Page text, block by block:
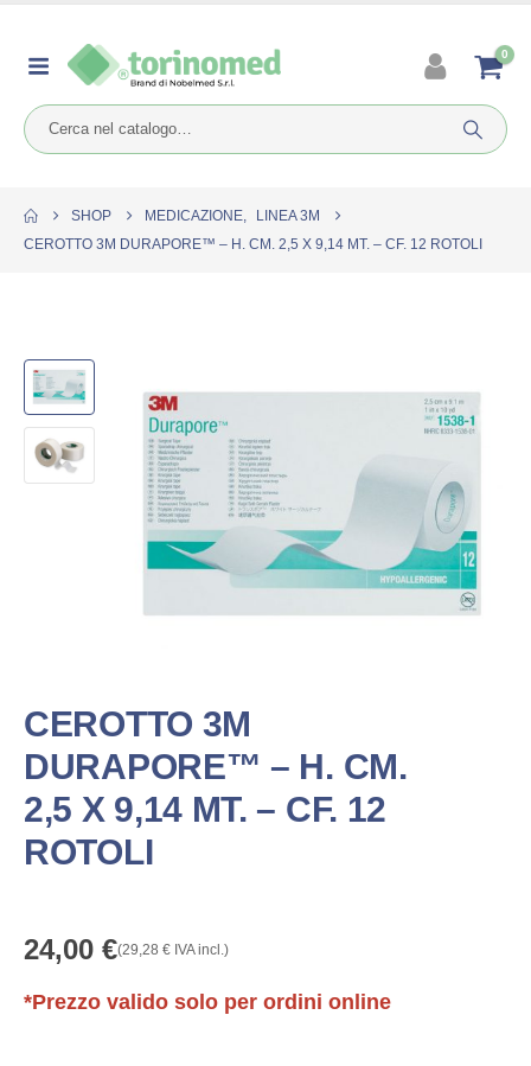
0
SHOP MEDICAZIONE,
LINEA 3M
CEROTTO 3M DURAPORE™ – H. CM. 2,5 X 9,14 MT. – CF. 12 ROTOLI
CEROTTO 3M
DURAPORE™ – H. CM.
2,5 X 9,14 MT. – CF. 12
ROTOLI
24,00 €(29,28 € IVA incl.)
*Prezzo valido solo per ordini online